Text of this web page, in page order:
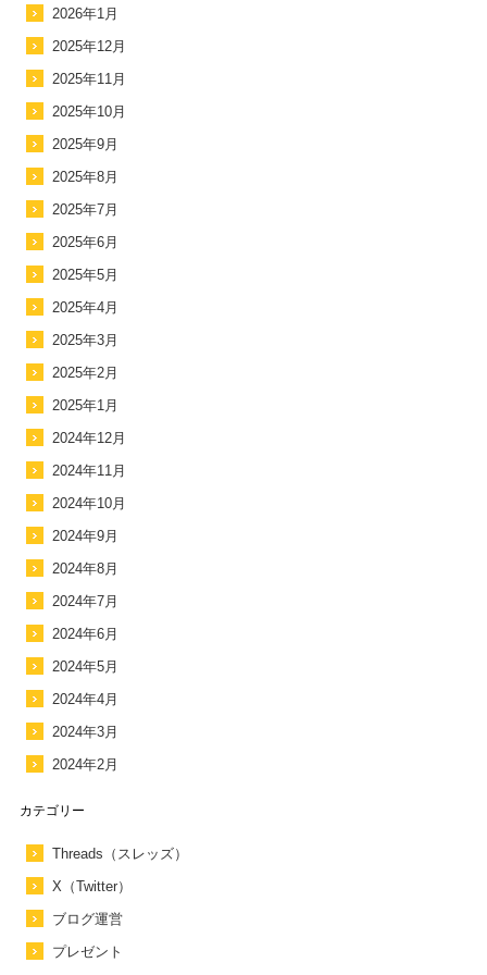
2026年1月
2025年12月
2025年11月
2025年10月
2025年9月
2025年8月
2025年7月
2025年6月
2025年5月
2025年4月
2025年3月
2025年2月
2025年1月
2024年12月
2024年11月
2024年10月
2024年9月
2024年8月
2024年7月
2024年6月
2024年5月
2024年4月
2024年3月
2024年2月
カテゴリー
Threads（スレッズ）
X（Twitter）
ブログ運営
プレゼント